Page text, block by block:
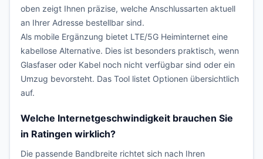
oben zeigt Ihnen präzise, welche Anschlussarten aktuell
an Ihrer Adresse bestellbar sind.
Als mobile Ergänzung bietet LTE/5G Heiminternet eine
kabellose Alternative. Dies ist besonders praktisch, wenn
Glasfaser oder Kabel noch nicht verfügbar sind oder ein
Umzug bevorsteht. Das Tool listet Optionen übersichtlich
auf.
Welche Internetgeschwindigkeit brauchen Sie
in Ratingen wirklich?
Die passende Bandbreite richtet sich nach Ihren